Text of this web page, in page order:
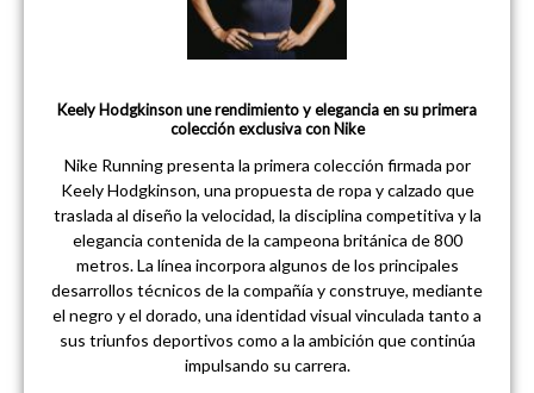
Keely Hodgkinson une rendimiento y elegancia en su primera
colección exclusiva con Nike
Nike Running presenta la primera colección firmada por
Keely Hodgkinson, una propuesta de ropa y calzado que
traslada al diseño la velocidad, la disciplina competitiva y la
elegancia contenida de la campeona británica de 800
metros. La línea incorpora algunos de los principales
desarrollos técnicos de la compañía y construye, mediante
el negro y el dorado, una identidad visual vinculada tanto a
sus triunfos deportivos como a la ambición que continúa
impulsando su carrera.